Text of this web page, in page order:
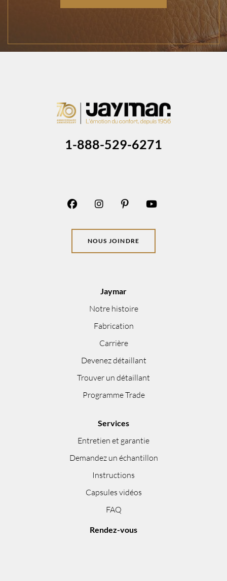
1-888-529-6271
NOUS JOINDRE
Jaymar
Notre histoire
Fabrication
Carrière
Devenez détaillant
Trouver un détaillant
Programme Trade
Services
Entretien et garantie
Demandez un échantillon
Instructions
Capsules vidéos
FAQ
Rendez-vous